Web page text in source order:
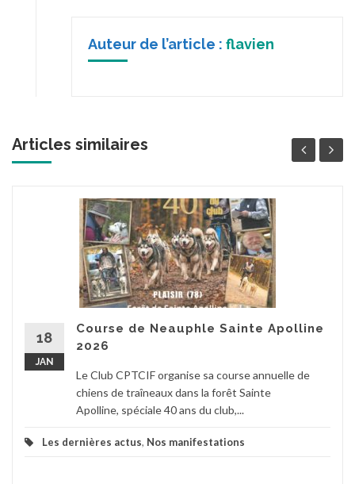
Auteur de l’article : flavien
Articles similaires
18
JAN
Course de Neauphle Sainte Apolline
2026
Le Club CPTCIF organise sa course annuelle de
chiens de traîneaux dans la forêt Sainte
Apolline, spéciale 40 ans du club,...
Les dernières actus, Nos manifestations